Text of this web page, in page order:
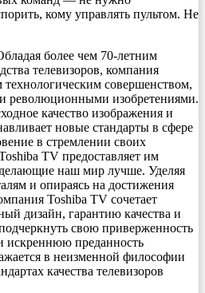
кому управлять пультом. Не
более чем 70-летним
телевизоров, компания
технологическим совершенством,
революционными изобретениями.
качество изображения и
новые стандарты в сфере
в стремлении своих
TV предоставляет им
наш мир лучше. Уделяя
и опираясь на достижения
Toshiba TV сочетает
дизайн, гарантию качества и
свою приверженность
искреннюю преданность
в неизменной философии
качества телевизоров